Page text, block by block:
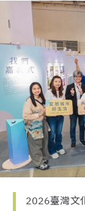
2026臺灣文